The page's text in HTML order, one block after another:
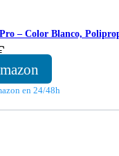
– Color Blanco,
en 24/48h